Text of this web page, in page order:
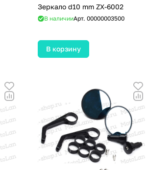
Зеркало d10 mm ZX-6002
В наличииАрт. 00000003500
В корзину